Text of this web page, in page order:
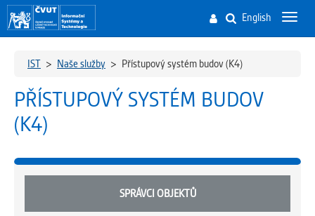
Toggle
English
IST > Naše služby > Přístupový systém budov (K4)
PŘÍSTUPOVÝ SYSTÉM BUDOV
(K4)
SPRÁVCI OBJEKTŮ